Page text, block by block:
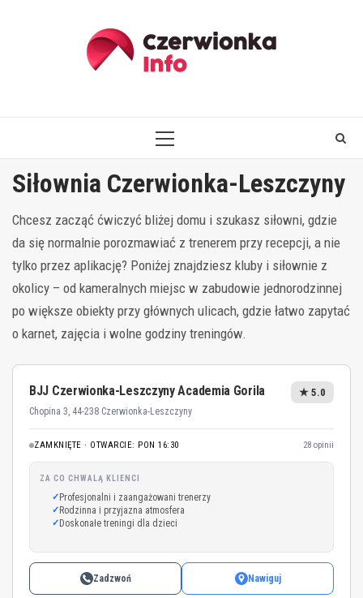
PRIMARY
Siłownia Czerwionka-Leszczyny
Chcesz zacząć ćwiczyć bliżej domu i szukasz siłowni, gdzie
da się normalnie porozmawiać z trenerem przy recepcji, a nie
tylko przez aplikację? Poniżej znajdziesz kluby i siłownie z
okolicy – od kameralnych miejsc w zabudowie jednorodzinnej
po większe obiekty przy głównych ulicach, gdzie łatwo zapytać
o karnet, zajęcia i wolne godziny treningów.
BJJ Czerwionka-Leszczyny Academia Gorila
Chopina 3, 44-238 Czerwionka-Leszczyny
★ 5.0
ZAMKNIĘTE · OTWARCIE: PON 16:30 28 opinii
ZA CO CHWALĄ KLIENCI
Profesjonalni i zaangażowani trenerzy
Rodzinna i przyjazna atmosfera
Doskonałe treningi dla dzieci
Zadzwoń Nawiguj